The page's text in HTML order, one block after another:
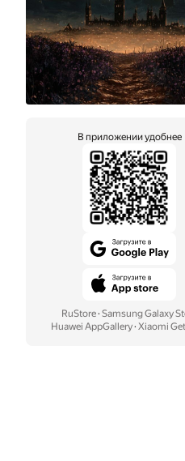
В приложении удобнее
RuStore· Samsung Galaxy
Huawei AppGallery· Xiaomi